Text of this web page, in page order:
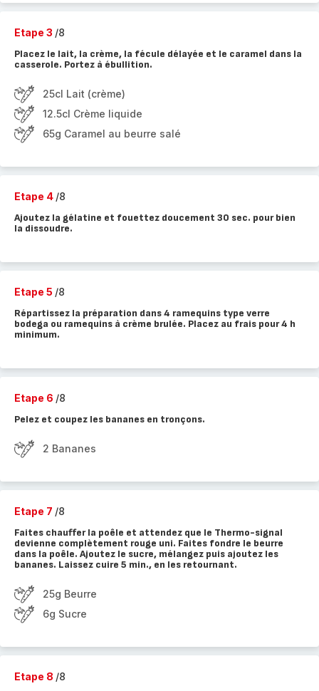
Etape 3 /8
Placez le lait, la crème, la fécule délayée et le caramel dans la
casserole. Portez à ébullition.
25cl Lait (crème)
12.5cl Crème liquide
65g Caramel au beurre salé
Etape 4 /8
Ajoutez la gélatine et fouettez doucement 30 sec. pour bien
la dissoudre.
Etape 5 /8
Répartissez la préparation dans 4 ramequins type verre
bodega ou ramequins à crème brulée. Placez au frais pour 4 h
minimum.
Etape 6 /8
Pelez et coupez les bananes en tronçons.
2 Bananes
Etape 7 /8
Faites chauffer la poêle et attendez que le Thermo-signal
devienne complètement rouge uni. Faites fondre le beurre
dans la poêle. Ajoutez le sucre, mélangez puis ajoutez les
bananes. Laissez cuire 5 min., en les retournant.
25g Beurre
6g Sucre
Etape 8 /8